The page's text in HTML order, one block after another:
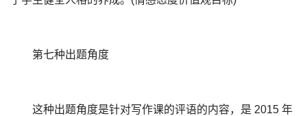
第七种出题角度
这种出题角度是针对写作课的评语的内容，是 2015 年